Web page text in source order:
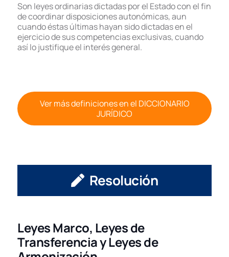
Son leyes ordinarias dictadas por el Estado con el fin
de coordinar disposiciones autonómicas, aun
cuando éstas últimas hayan sido dictadas en el
ejercicio de sus competencias exclusivas, cuando
así lo justifique el interés general.
Ver más definiciones en el DICCIONARIO
JURÍDICO
Resolución
Leyes Marco, Leyes de
Transferencia y Leyes de